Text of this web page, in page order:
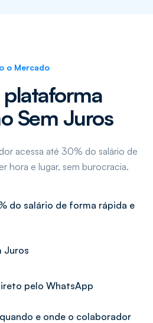
o Mercado
Sem Juros
acessa até 30% do salário de
hora e lugar, sem burocracia.
do salário de forma rápida e
Juros
pelo WhatsApp
e onde o colaborador